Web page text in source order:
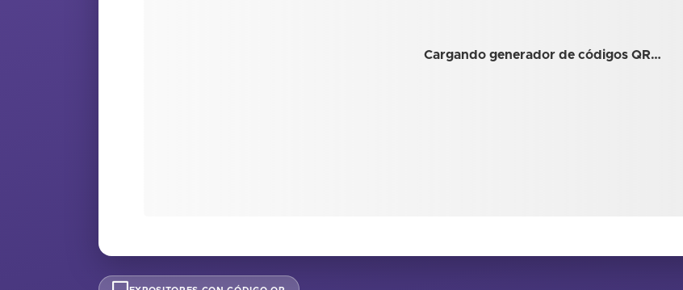
Cargando generador de códigos QR…